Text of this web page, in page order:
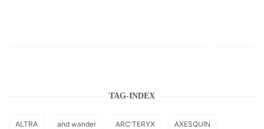
TAG-INDEX
ALTRA and wander ARC'TERYX AXESQUIN